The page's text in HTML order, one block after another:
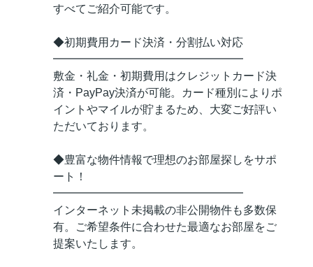
すべてご紹介可能です。
◆初期費用カード決済・分割払い対応
━━━━━━━━━━━━━━━━━
敷金・礼金・初期費用はクレジットカード決
済・PayPay決済が可能。カード種別によりポ
イントやマイルが貯まるため、大変ご好評い
ただいております。
◆豊富な物件情報で理想のお部屋探しをサポ
ート！
━━━━━━━━━━━━━━━━━
インターネット未掲載の非公開物件も多数保
有。ご希望条件に合わせた最適なお部屋をご
提案いたします。